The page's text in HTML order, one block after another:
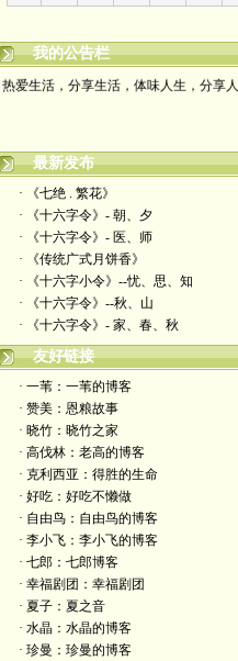
我的公告栏
热爱生活，分享生活，体味人生，分享
最新发布
· 《七绝 . 繁花》
· 《十六字令》- 朝、夕
· 《十六字令》- 医、师
· 《传统广式月饼香》
· 《十六字小令》--忧、思、知
· 《十六字令》--秋、山
· 《十六字令》- 家、春、秋
友好链接
· 一苇：一苇的博客
· 赞美：恩粮故事
· 晓竹：晓竹之家
· 高伐林：老高的博客
· 克利西亚：得胜的生命
· 好吃：好吃不懒做
· 自由鸟：自由鸟的博客
· 李小飞：李小飞的博客
· 七郎：七郎博客
· 幸福剧团：幸福剧团
· 夏子：夏之音
· 水晶：水晶的博客
· 珍曼：珍曼的博客